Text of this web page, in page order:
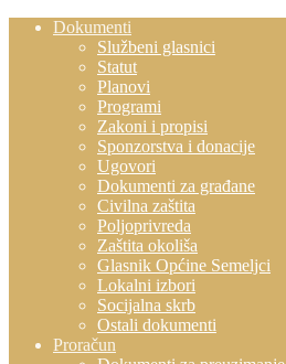
Dokumenti
Službeni glasnici
Statut
Planovi
Programi
Zakoni i propisi
Sponzorstva i donacije
Ugovori
Dokumenti za građane
Civilna zaštita
Poljoprivreda
Zaštita okoliša
Glasnik Općine Semeljci
Lokalni izbori
Socijalna skrb
Ostali dokumenti
Proračun